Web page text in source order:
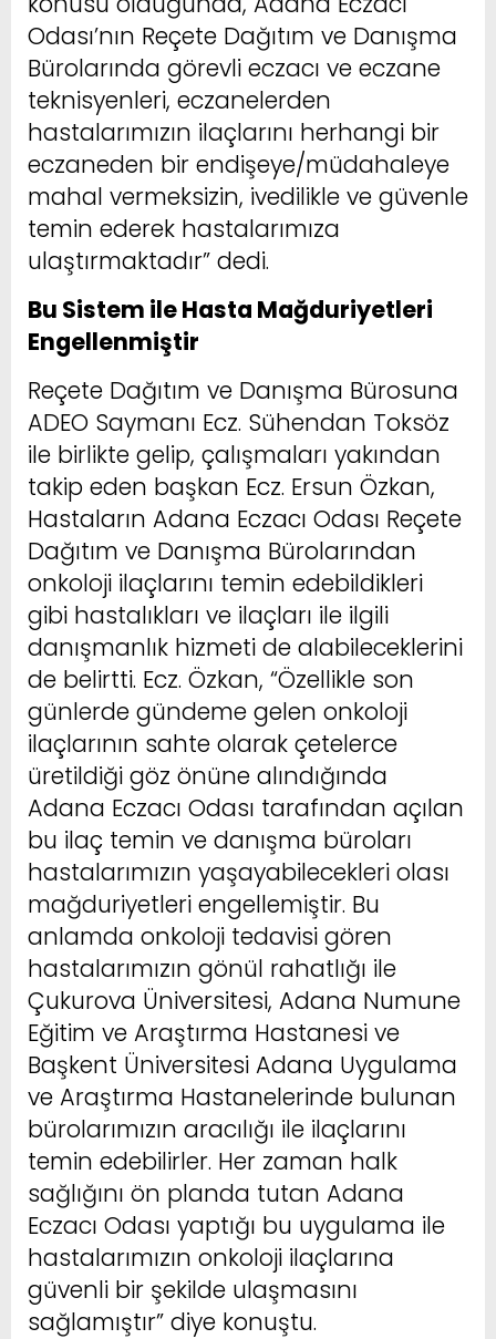
Odası’nın Reçete Dağıtım ve Danışma
Bürolarında görevli eczacı ve eczane
teknisyenleri, eczanelerden
hastalarımızın ilaçlarını herhangi bir
eczaneden bir endişeye/müdahaleye
mahal vermeksizin, ivedilikle ve güvenle
temin ederek hastalarımıza
ulaştırmaktadır” dedi.
Bu Sistem ile Hasta Mağduriyetleri
Engellenmiştir
Reçete Dağıtım ve Danışma Bürosuna
ADEO Saymanı Ecz. Sühendan Toksöz
ile birlikte gelip, çalışmaları yakından
takip eden başkan Ecz. Ersun Özkan,
Hastaların Adana Eczacı Odası Reçete
Dağıtım ve Danışma Bürolarından
onkoloji ilaçlarını temin edebildikleri
gibi hastalıkları ve ilaçları ile ilgili
danışmanlık hizmeti de alabileceklerini
de belirtti. Ecz. Özkan, “Özellikle son
günlerde gündeme gelen onkoloji
ilaçlarının sahte olarak çetelerce
üretildiği göz önüne alındığında
Adana Eczacı Odası tarafından açılan
bu ilaç temin ve danışma büroları
hastalarımızın yaşayabilecekleri olası
mağduriyetleri engellemiştir. Bu
anlamda onkoloji tedavisi gören
hastalarımızın gönül rahatlığı ile
Çukurova Üniversitesi, Adana Numune
Eğitim ve Araştırma Hastanesi ve
Başkent Üniversitesi Adana Uygulama
ve Araştırma Hastanelerinde bulunan
bürolarımızın aracılığı ile ilaçlarını
temin edebilirler. Her zaman halk
sağlığını ön planda tutan Adana
Eczacı Odası yaptığı bu uygulama ile
hastalarımızın onkoloji ilaçlarına
güvenli bir şekilde ulaşmasını
sağlamıştır” diye konuştu.